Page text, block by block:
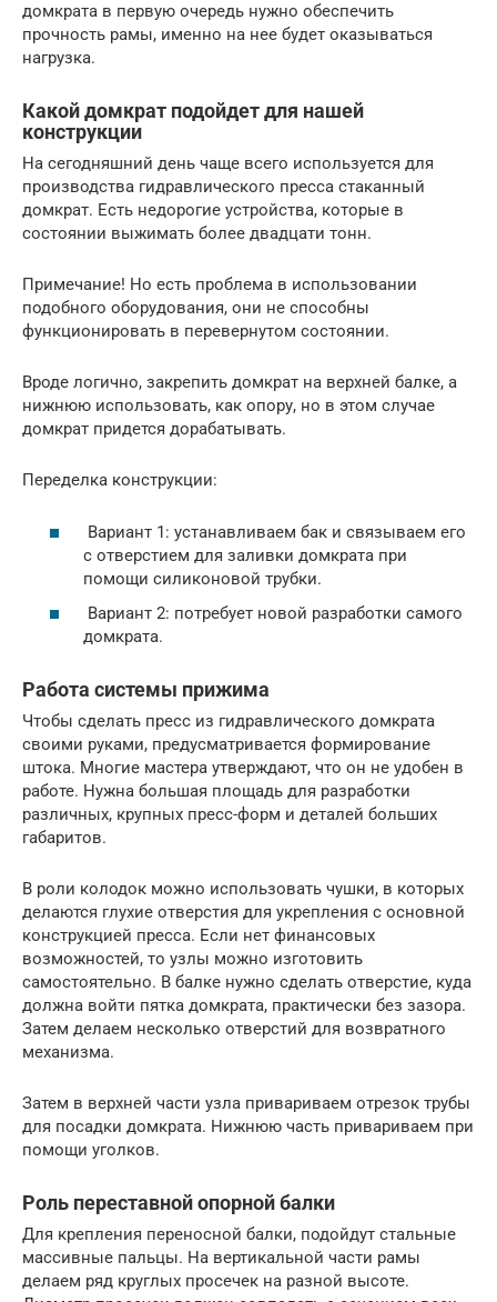
домкрата в первую очередь нужно обеспечить
прочность рамы, именно на нее будет оказываться
нагрузка.
Какой домкрат подойдет для нашей
конструкции
На сегодняшний день чаще всего используется для
производства гидравлического пресса стаканный
домкрат. Есть недорогие устройства, которые в
состоянии выжимать более двадцати тонн.
Примечание! Но есть проблема в использовании
подобного оборудования, они не способны
функционировать в перевернутом состоянии.
Вроде логично, закрепить домкрат на верхней балке, а
нижнюю использовать, как опору, но в этом случае
домкрат придется дорабатывать.
Переделка конструкции:
Вариант 1: устанавливаем бак и связываем его
с отверстием для заливки домкрата при
помощи силиконовой трубки.
Вариант 2: потребует новой разработки самого
домкрата.
Работа системы прижима
Чтобы сделать пресс из гидравлического домкрата
своими руками, предусматривается формирование
штока. Многие мастера утверждают, что он не удобен в
работе. Нужна большая площадь для разработки
различных, крупных пресс-форм и деталей больших
габаритов.
В роли колодок можно использовать чушки, в которых
делаются глухие отверстия для укрепления с основной
конструкцией пресса. Если нет финансовых
возможностей, то узлы можно изготовить
самостоятельно. В балке нужно сделать отверстие, куда
должна войти пятка домкрата, практически без зазора.
Затем делаем несколько отверстий для возвратного
механизма.
Затем в верхней части узла привариваем отрезок трубы
для посадки домкрата. Нижнюю часть привариваем при
помощи уголков.
Роль переставной опорной балки
Для крепления переносной балки, подойдут стальные
массивные пальцы. На вертикальной части рамы
делаем ряд круглых просечек на разной высоте.